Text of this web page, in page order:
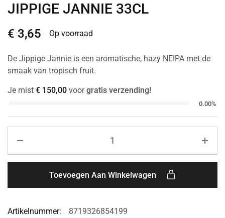
JIPPIGE JANNIE 33CL
€ 3,65 Op voorraad
De Jippige Jannie is een aromatische, hazy NEIPA met de
smaak van tropisch fruit.
Je mist € 150,00 voorgratis verzending!
0.00%
Toevoegen Aan Winkelwagen
Artikelnummer:
8719326854199